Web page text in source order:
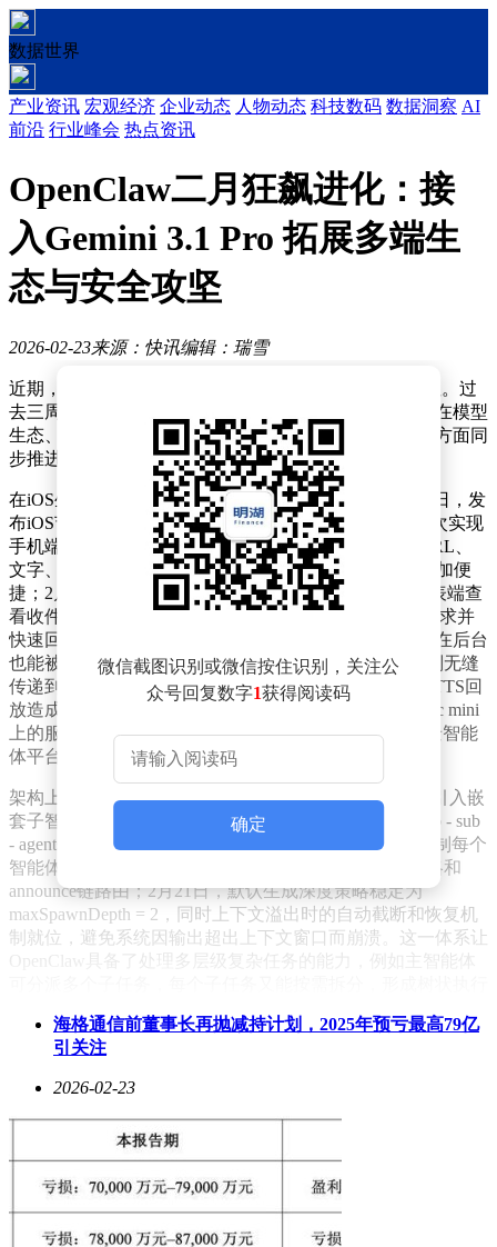
数据世界
产业资讯 宏观经济 企业动态 人物动态 科技数码 数据洞察 AI
前沿 行业峰会 热点资讯
OpenClaw二月狂飙进化：接
入Gemini 3.1 Pro 拓展多端生
态与安全攻坚
2026-02-23来源：快讯编辑：瑞雪
近期，AI领域一款名为OpenClaw的项目引发了广泛关注。过
去三周内，它以近乎每两天一个版本的速度快速迭代，在模型
生态、全场景体验、多智能体协同以及安全加固等多个方面同
步推进，展现出强大的发展活力。
在iOS生态方面，OpenClaw的推进速度令人惊叹。2月9日，发
布iOS节点应用Alpha版，搭配setup - code引导流程，首次实现
手机端接入；2月17日，加入iOS分享扩展，用户可将URL、
文字、图片直接从系统分享菜单推送给AI助手，操作更加便
捷；2月19日，Apple Watch伴侣应用上线，用户可在手表端查
看收件箱、收发通知，还能在通知流中批准/拒绝操作请求并
快速回复，同时引入APNs推送唤醒机制，确保iOS节点在后台
也能被可靠唤醒；2月21日，手表端操作可通过桥接机制无缝
传递到iOS主应用处理，还优化了Talk Mode，减少本地TTS回
放造成的误触发。短短二十天，OpenClaw就从“跑在Mac mini
上的服务端程序”转变为覆盖桌面、手机、手表的全场景智能
体平台。
架构上，OpenClaw也取得了重要突破。2月15日，首次引入嵌
套子智能体，即子智能体可再生成自己的子智能体（sub - sub
- agents），系统通过maxSpawnDepth参数控制深度，限制每个
智能体最多生成5个子节点，并加入深度感知的工具策略和
announce链路由；2月21日，默认生成深度策略稳定为
maxSpawnDepth = 2，同时上下文溢出时的自动截断和恢复机
制就位，避免系统因输出超出上下文窗口而崩溃。这一体系让
OpenClaw具备了处理多层级复杂任务的能力，例如主智能体
Discord是OpenClaw社区最活跃的渠道之一，二月的更新使其
月15日，解锁Components v2，按钮、下拉选择菜单、模态框
等原生交互组件首次可用于AI智能体的对话界面；2月17日，
可复用交互组件上线，新增per - button的用户允许列表；2月
21日，加入语音频道的加入/离开/状态控制，支持自动加入配
置以实现实时语音对话，流式预览回复和生命周期状态反应表
情同步上线，子智能体会话可以绑定到特定Discord线程。这
些功能让OpenClaw在Discord上的表现更像一个具备完整交互
微信截图识别或微信按住识别，关注公
众号回复数字1获得阅读码
确定
海格通信前董事长再抛减持计划，2025年预亏最高79亿
引关注
2026-02-23